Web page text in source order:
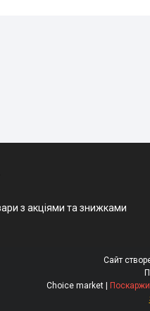
з акціями та знижками
Сайт